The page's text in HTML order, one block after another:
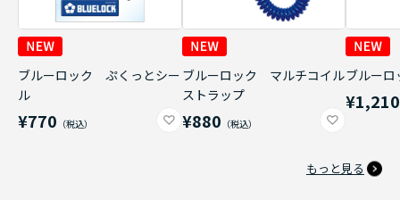
ブルーロック ぷくっとシー
ル
¥770
ブルーロック マルチコイル
ストラップ
¥880
ブルー
¥1,210
もっと見る